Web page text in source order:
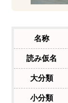
名称
読み仮名
大分類
小分類